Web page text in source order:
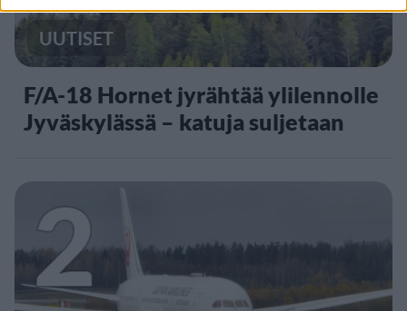
UUTISET
F/A-18 Hornet jyrähtää ylilennolle
Jyväskylässä – katuja suljetaan
2